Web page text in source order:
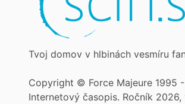
Tvoj domov v hlbinách vesmíru
Copyright © Force Majeure 1995
Internetový časopis. Ročník 2026,